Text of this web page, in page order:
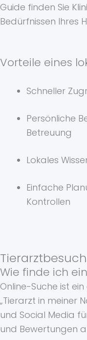
Guide finden Sie
Bedürfnissen Ihres
Vorteile eines
Schneller
Persönliche
Betreuung
Lokales
Einfache
Kontrollen
Wie finde ich
Online-Suche ist
„Tierarzt in meiner
und Social Media
und Bewertungen